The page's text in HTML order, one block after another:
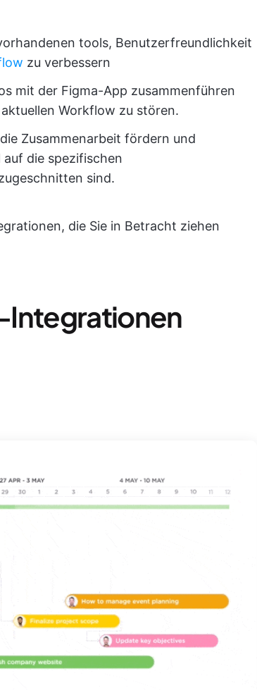
tools, Benutzerfreundlichkeit
zu verbessern
mit der Figma-App zusammenführen
Workflow zu stören.
Zusammenarbeit fördern und
auf die spezifischen
sind.
die Sie in Betracht ziehen
Integrationen